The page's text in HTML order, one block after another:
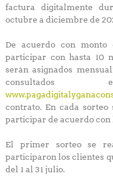
factura digitalmente
octubre a diciembre de
De acuerdo con
participar con hasta 10
serán asignados
contrato. En cada sorteo
participar de acuerdo con
El primer sorteo se
participaron los clientes
del 1 al 31 julio.